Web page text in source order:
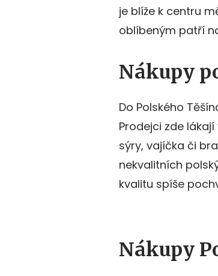
je blíže k centru
oblíbeným patří
Nákupy
Do Polského
Prodejci zde
sýry, vajíčka či
nekvalitních
kvalitu spíše
Nákupy